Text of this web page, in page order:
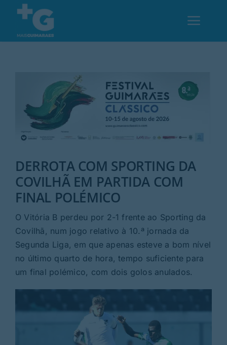
content
Desporto
Opinião
Região
Rubricas
Jornal
DERROTA COM SPORTING DA
COVILHÃ EM PARTIDA COM
FINAL POLÉMICO
O Vitória B perdeu por 2-1 frente ao Sporting da
Covilhã, num jogo relativo à 10.ª jornada da
Segunda Liga, em que apenas esteve a bom nível
no último quarto de hora, tempo suficiente para
um final polémico, com dois golos anulados.